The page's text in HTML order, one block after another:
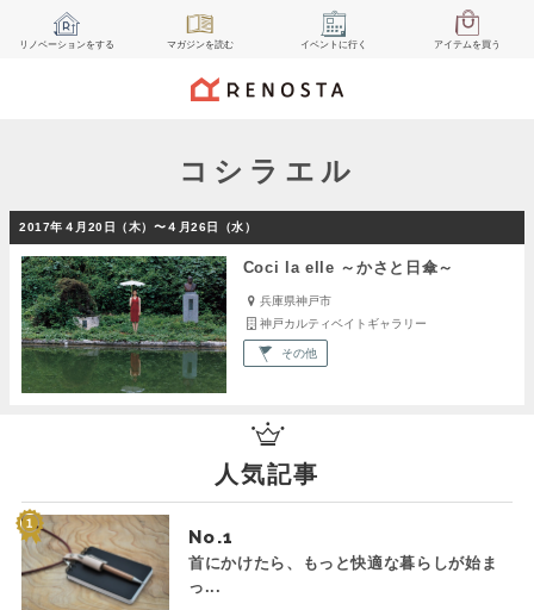
リノベーションをする マガジンを読む イベント に行く アイテムを買う
コシラエル
2017年４月20日（木）〜４月26日（水）
Coci la elle ～かさと日傘～
兵庫県神戸市
神戸カルティベイトギャラリー
その他
人気記事
No.
首にかけたら、もっと快適な暮らしが始ま
っ...